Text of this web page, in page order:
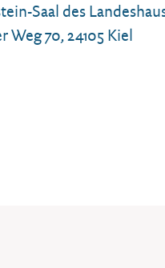
Saal des
70, 24105 Kiel